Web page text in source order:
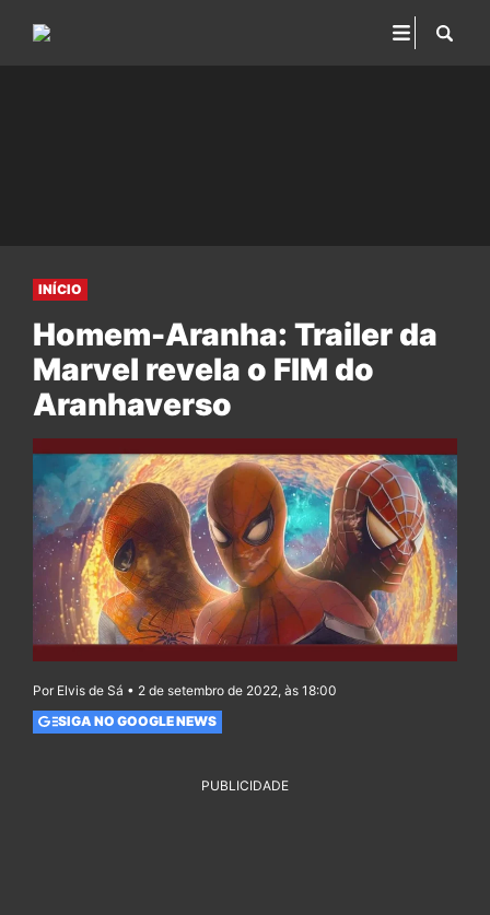
INÍCIO
Homem-Aranha: Trailer da
Marvel revela o FIM do
Aranhaverso
Por Elvis de Sá • 2 de setembro de 2022, às 18:00
SIGA NO GOOGLE NEWS
PUBLICIDADE